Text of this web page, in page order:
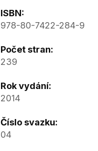
ISBN:
978-80-7422-284-9
Počet stran:
239
Rok vydání:
2014
Číslo svazku:
04